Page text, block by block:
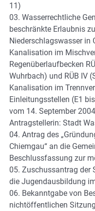
11)
03. Wasserrechtliche
beschränkte Erlaubnis
Niederschlagswasser in
Kanalisation im
Regenüberlaufbecken
Wuhrbach) und RÜB IV
Kanalisation im
Einleitungsstellen (E1
vom 14. September
Antragstellerin: Stadt
04. Antrag des
Chiemgau“ an die
Beschlussfassung zur
05. Zuschussantrag der
die Jugendausbildung
06. Bekanntgabe von
nichtöffentlichen